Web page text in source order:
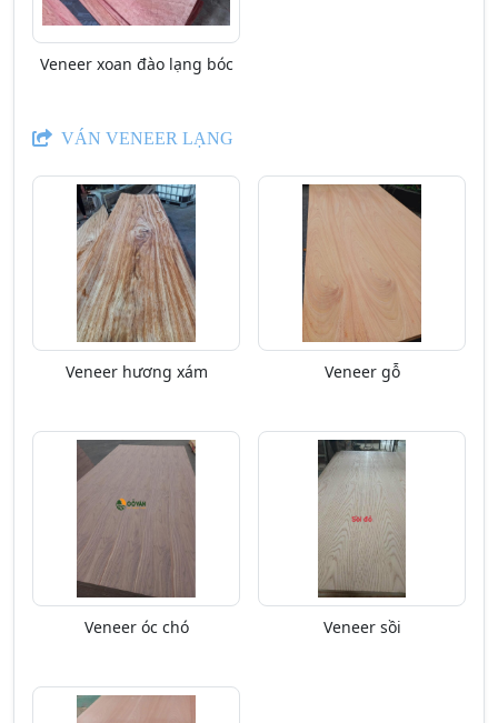
Veneer xoan đào lạng bóc
VÁN VENEER LẠNG
Veneer hương xám Veneer gỗ
Veneer óc chó Veneer sồi